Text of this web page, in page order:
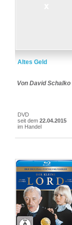
Altes Geld
Von David Schalko
DVD
seit dem 22.04.2015
im Handel